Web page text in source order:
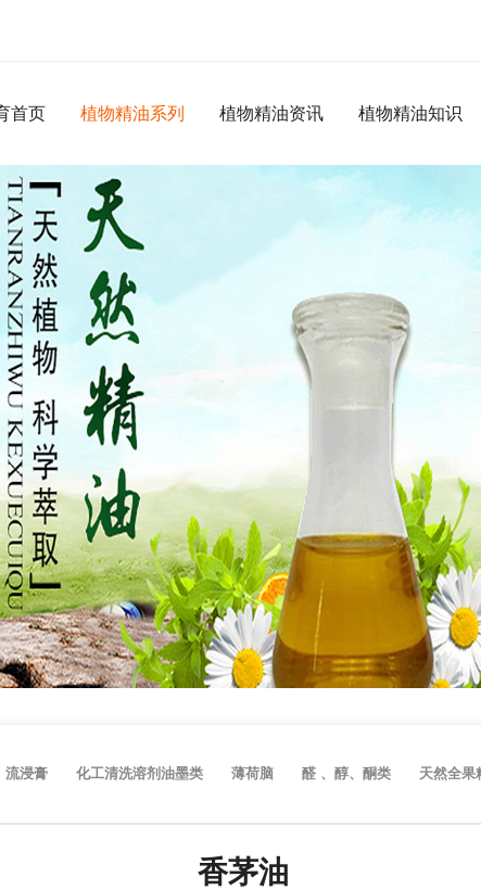
首页 植物精油系列 植物精油资讯 植物精油知识
流浸膏 化工清洗溶剂油墨类 薄荷脑 醛 、醇、酮类 天然全果
香茅油